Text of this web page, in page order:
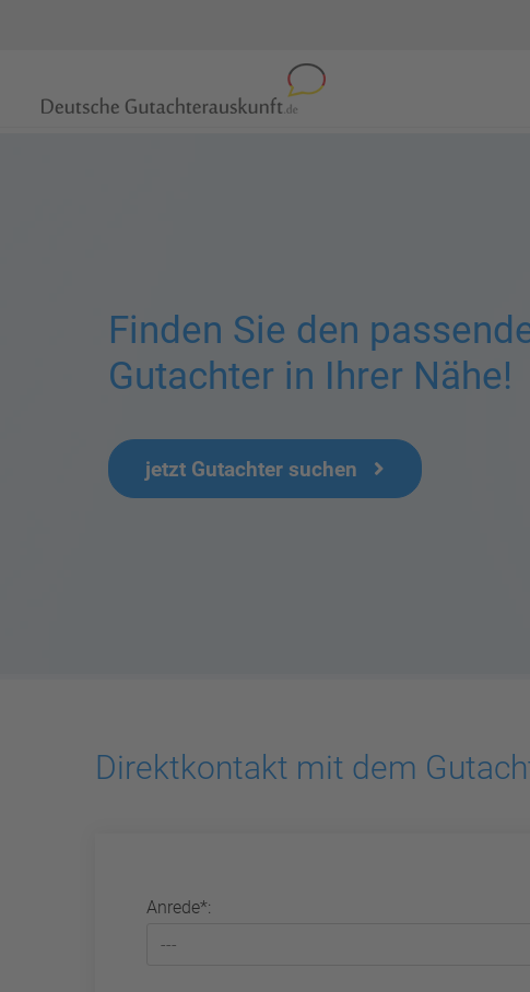
Finden Sie den
Gutachter in Ihrer Nähe!
jetzt Gutachter suchen
Direktkontakt mit dem
Anrede*: